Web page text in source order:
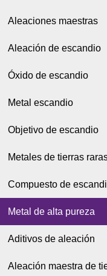
Aleaciones maestras
Aleación de escandio
Óxido de escandio
Metal escandio
Objetivo de escandio
Metales de tierras
Compuesto de
Metal de alta pureza
Aditivos de aleación
Aleación maestra de